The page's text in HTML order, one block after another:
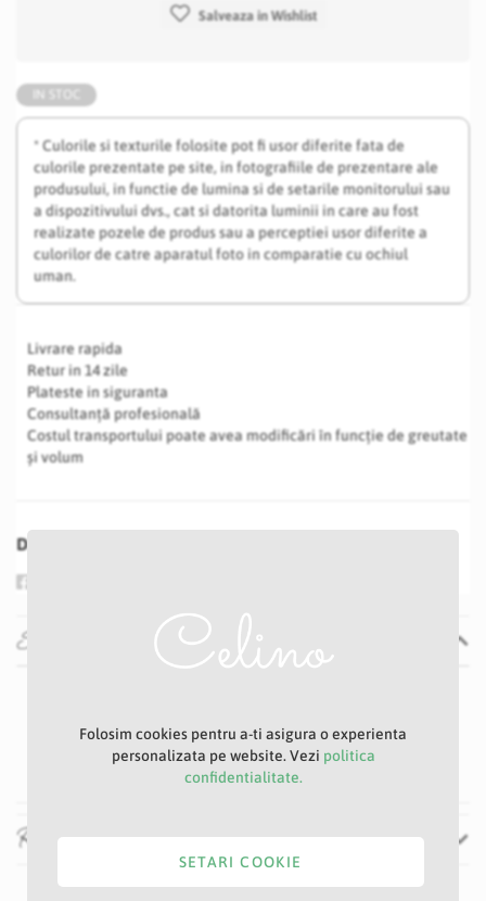
* Culorile si texturile folosite pot fi usor diferite fata de
culorile prezentate pe site, in fotografiile de prezentare ale
produsului, in functie de lumina si de setarile monitorului sau
a dispozitivului dvs., cat si datorita luminii in care au fost
realizate pozele de produs sau a perceptiei usor diferite a
culorilor de catre aparatul foto in comparatie cu ochiul
uman.
Livrare rapida
Retur in 14 zile
Plateste in siguranta
Consultanță profesională
Costul transportului poate avea modificări în funcție de greutate
și volum
Distribuie
Salveaza in Wishlist
Specificatii
56 cm
Recenzii
Folosim cookies pentru a-ti asigura o experienta
personalizata pe website. Vezi politica
confidentialitate.
SETARI COOKIE